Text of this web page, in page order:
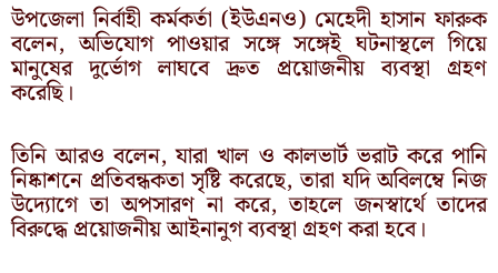
উপজেলা নির্বাহী কর্মকর্তা (ইউএনও) মেহেদী হাসান ফারুক
বলেন, অভিযোগ পাওয়ার সঙ্গে সঙ্গেই ঘটনাস্থলে গিয়ে
মানুষের দুর্ভোগ লাঘবে দ্রুত প্রয়োজনীয় ব্যবস্থা গ্রহণ
করেছি।
তিনি আরও বলেন, যারা খাল ও কালভার্ট ভরাট করে পানি
নিষ্কাশনে প্রতিবন্ধকতা সৃষ্টি করেছে, তারা যদি অবিলম্বে নিজ
উদ্যোগে তা অপসারণ না করে, তাহলে জনস্বার্থে তাদের
বিরুদ্ধে প্রয়োজনীয় আইনানুগ ব্যবস্থা গ্রহণ করা হবে।